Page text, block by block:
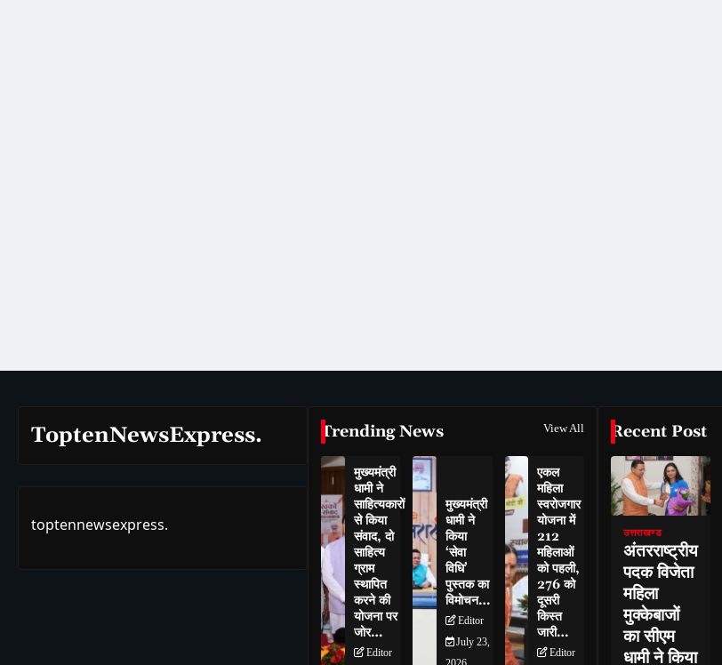
ToptenNewsExpress.
toptennewsexpress.
Trending News View All
मुख्यमंत्री
धामी ने
साहित्यकारों
से किया
संवाद, दो
साहित्य
ग्राम
स्थापित
करने की
योजना पर
जोर…
Editor
मुख्यमंत्री
धामी ने
किया
‘सेवा
विधि’
पुस्तक का
विमोचन…
Editor
July 23,
एकल
महिला
स्वरोजगार
योजना में
212
महिलाओं
को पहली,
276 को
दूसरी
किस्त
जारी…
Editor
Recent Post
उत्तराखण्ड
अंतरराष्ट्रीय
पदक विजेता
महिला
मुक्केबाजों
का सीएम
धामी ने किया